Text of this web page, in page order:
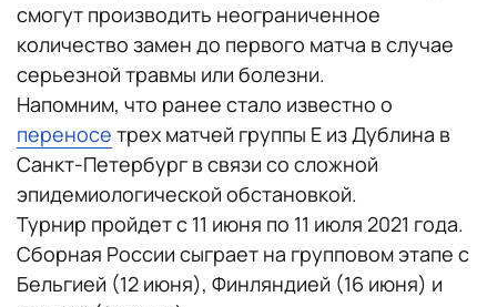
смогут производить неограниченное
количество замен до первого матча в случае
серьезной травмы или болезни.
Напомним, что ранее стало известно о
переносе трех матчей группы E из Дублина в
Санкт-Петербург в связи со сложной
эпидемиологической обстановкой.
Турнир пройдет с 11 июня по 11 июля 2021 года.
Сборная России сыграет на групповом этапе с
Бельгией (12 июня), Финляндией (16 июня) и